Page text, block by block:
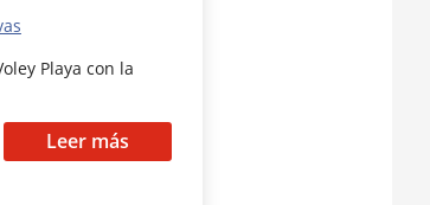
Playa con la
Leer más